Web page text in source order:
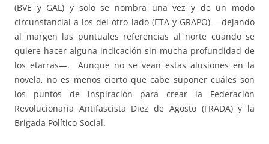
(BVE y GAL) y solo se nombra una vez y de un modo
circunstancial a los del otro lado (ETA y GRAPO) —dejando
al margen las puntuales referencias al norte cuando se
quiere hacer alguna indicación sin mucha profundidad de
los etarras—. Aunque no se vean estas alusiones en la
novela, no es menos cierto que cabe suponer cuáles son
los puntos de inspiración para crear la Federación
Revolucionaria Antifascista Diez de Agosto (FRADA) y la
Brigada Político-Social.